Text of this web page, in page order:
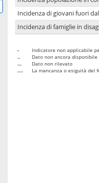
Incidenza di giovani fuori
Incidenza di famiglie in
-
Indicatore non applicabile
..
Dato non ancora disponibile
...
Dato non rilevato
....
La mancanza o esiguità del